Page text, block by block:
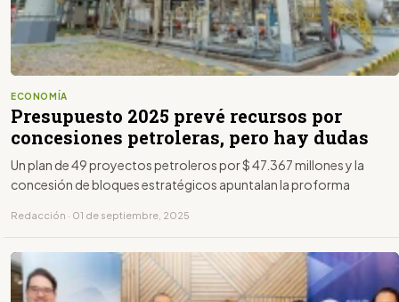
ECONOMÍA
Presupuesto 2025 prevé recursos por
concesiones petroleras, pero hay dudas
Un plan de 49 proyectos petroleros por $ 47.367 millones y la
concesión de bloques estratégicos apuntalan la proforma
Redacción · 01 de septiembre, 2025